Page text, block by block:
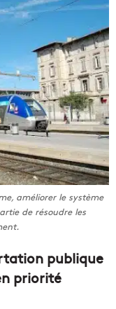
améliorer le système
de résoudre les
publique
priorité